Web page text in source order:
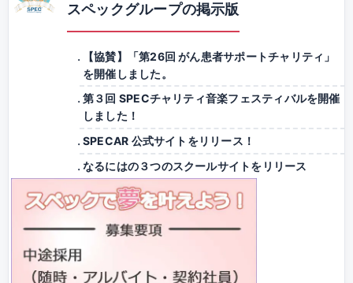
スペックグループの掲示版
【協賛】「第26回 がん患者サポートチャリティ」
を開催しました。
第３回 SPECチャリティ音楽フェスティバルを開催
しました！
SPECAR 公式サイトをリリース！
なるにはの３つのスクールサイトをリリース